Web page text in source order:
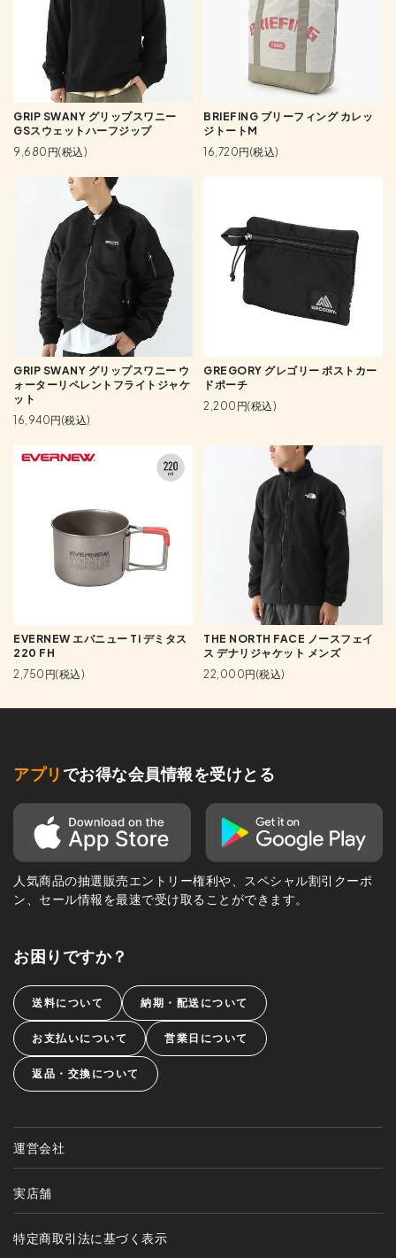
GRIP SWANY グリップスワニー
GSスウェットハーフジップ
9,680円(税込)
BRIEFING ブリーフィング カレッ
ジトートM
16,720円(税込)
GRIP SWANY グリップスワニー ウ
ォーターリペレントフライトジャケ
ット
16,940円(税込)
GREGORY グレゴリー ポストカー
ドポーチ
2,200円(税込)
EVERNEW エバニュー Ti デミタス
220 FH
2,750円(税込)
THE NORTH FACE ノースフェイ
ス デナリジャケット メンズ
22,000円(税込)
アプリ でお得な会員情報を受けとる
人気商品の抽選販売エントリー権利や、スペシャル割引クーポ
ン、セール情報を最速で受け取ることができます。
お困りですか？
送料について 納期・配送について
お支払いについて 営業日について
返品・交換について
運営会社
実店舗
特定商取引法に基づく表示